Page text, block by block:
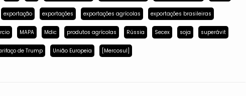
exportação exportações exportações agrícolas exportações brasileiras
MAPA Mdic produtos agrícolas Rússia Secex soja superávit
de Trump União Europeia [Mercosul]